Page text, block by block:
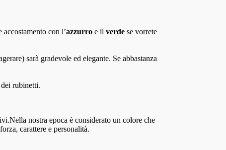
accostamento con l’azzurro e il verde se vorrete
sarà gradevole ed elegante. Se abbastanza
rubinetti.
nostra epoca è considerato un colore che
carattere e personalità.